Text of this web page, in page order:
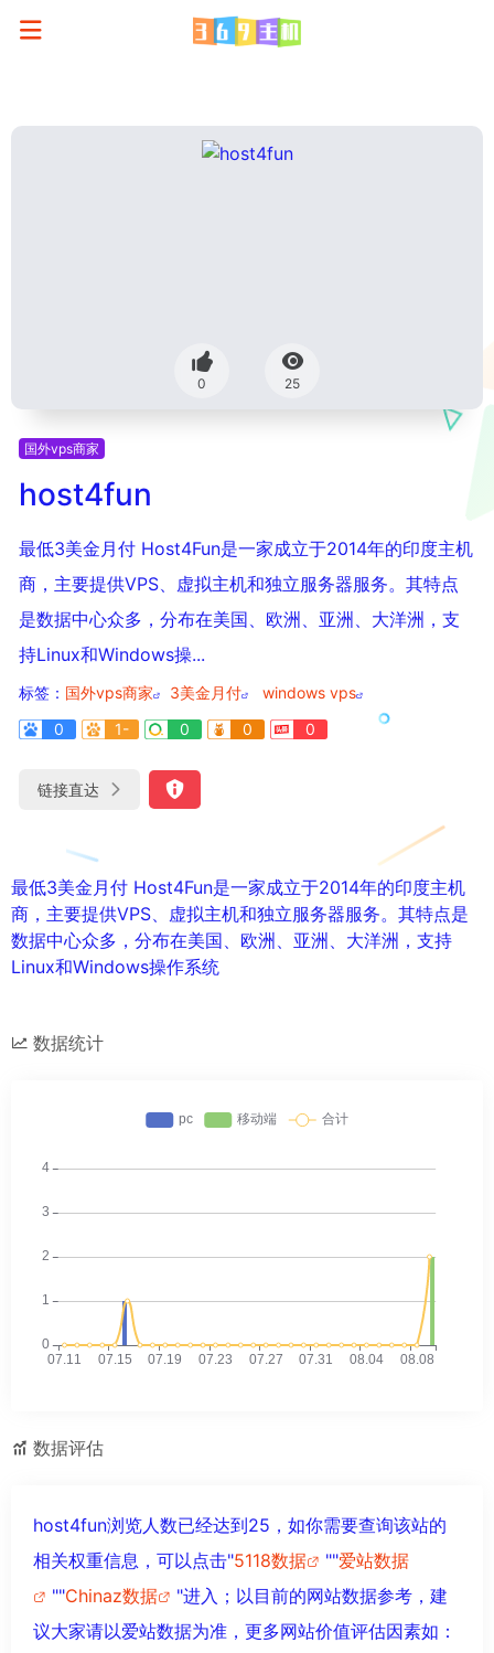
0 25
国外vps商家
host4fun
最低3美金月付 Host4Fun是一家成立于2014年的印度主机
商，主要提供VPS、虚拟主机和独立服务器服务。其特点
是数据中心众多，分布在美国、欧洲、亚洲、大洋洲，支
持Linux和Windows操...
标签： 国外vps商家 3美金月付
windows vps
0
1- 0 0 0
链接直达
最低3美金月付 Host4Fun是一家成立于2014年的印度主机
商，主要提供VPS、虚拟主机和独立服务器服务。其特点是
数据中心众多，分布在美国、欧洲、亚洲、大洋洲，支持
Linux和Windows操作系统
数据统计
数据评估
host4fun浏览人数已经达到25，如你需要查询该站的
相关权重信息，可以点击"5118数据 ""爱站数据
""Chinaz数据
"进入；以目前的网站数据参考，建
议大家请以爱站数据为准，更多网站价值评估因素如：